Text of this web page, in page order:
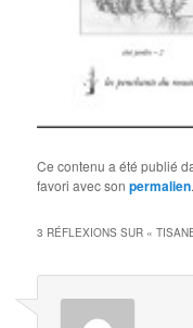
Ce contenu a été publié
favori avec sonpermalien.
3 RÉFLEXIONS SUR «